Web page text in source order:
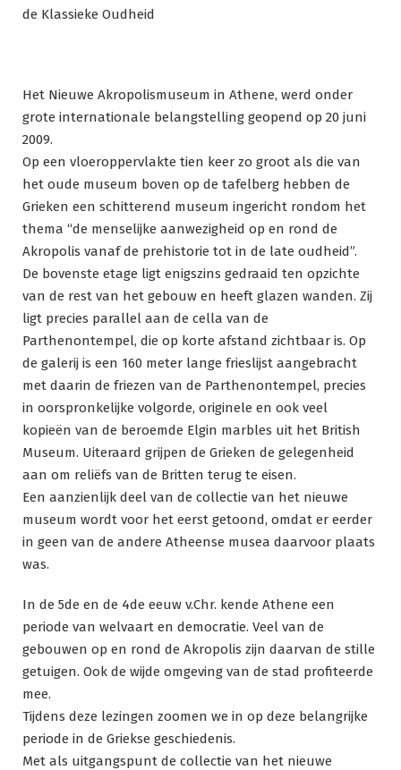
de Klassieke Oudheid
Het Nieuwe Akropolismuseum in Athene, werd onder
grote internationale belangstelling geopend op 20 juni
2009.
Op een vloeroppervlakte tien keer zo groot als die van
het oude museum boven op de tafelberg hebben de
Grieken een schitterend museum ingericht rondom het
thema “de menselijke aanwezigheid op en rond de
Akropolis vanaf de prehistorie tot in de late oudheid”.
De bovenste etage ligt enigszins gedraaid ten opzichte
van de rest van het gebouw en heeft glazen wanden. Zij
ligt precies parallel aan de cella van de
Parthenontempel, die op korte afstand zichtbaar is. Op
de galerij is een 160 meter lange frieslijst aangebracht
met daarin de friezen van de Parthenontempel, precies
in oorspronkelijke volgorde, originele en ook veel
kopieën van de beroemde Elgin marbles uit het British
Museum. Uiteraard grijpen de Grieken de gelegenheid
aan om reliëfs van de Britten terug te eisen.
Een aanzienlijk deel van de collectie van het nieuwe
museum wordt voor het eerst getoond, omdat er eerder
in geen van de andere Atheense musea daarvoor plaats
was.
In de 5de en de 4de eeuw v.Chr. kende Athene een
periode van welvaart en democratie. Veel van de
gebouwen op en rond de Akropolis zijn daarvan de stille
getuigen. Ook de wijde omgeving van de stad profiteerde
mee.
Tijdens deze lezingen zoomen we in op deze belangrijke
periode in de Griekse geschiedenis.
Met als uitgangspunt de collectie van het nieuwe